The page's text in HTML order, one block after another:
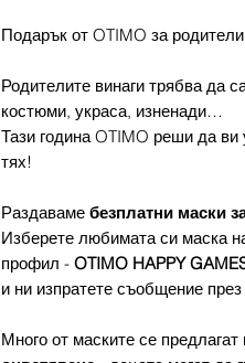
Подарък от OTIMO за
Родителите винаги трябва да
костюми, украса, изненади…
Тази година OTIMO реши да
тях!
Раздаваме безплатни маски
Изберете любимата си маска
профил - OTIMO HAPPY
и ни изпратете съобщение
Много от маските се предлагат